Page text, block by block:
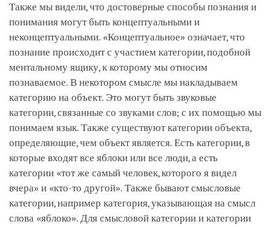
Также мы видели, что достоверные способы познания и
понимания могут быть концептуальными и
неконцептуальными. «Концептуальное» означает, что
познание происходит с участием категории, подобной
ментальному ящику, к которому мы относим
познаваемое. В некотором смысле мы накладываем
категорию на объект. Это могут быть звуковые
категории, связанные со звуками слов; с их помощью мы
понимаем язык. Также существуют категории объекта,
определяющие, чем объект является. Есть категории, в
которые входят все яблоки или все люди, а есть
категории «тот же самый человек, которого я видел
вчера» и «кто-то другой». Также бывают смысловые
категории, например категория, указывающая на смысл
слова «яблоко». Для смысловой категории и категории